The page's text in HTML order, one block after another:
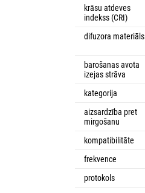
krāsu atdeves
indekss (CRI)
difuzora materiāls
barošanas avota
izejas strāva
kategorija
aizsardzība pret
mirgošanu
kompatibilitāte
frekvence
protokols